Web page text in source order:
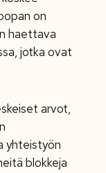
on
haettava
jotka ovat
arvot,
yhteistyön
blokkeja